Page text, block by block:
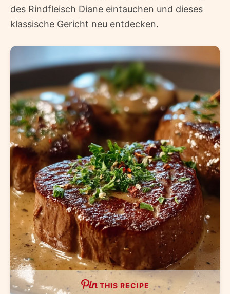
des Rindfleisch Diane eintauchen und dieses
klassische Gericht neu entdecken.
THIS RECIPE